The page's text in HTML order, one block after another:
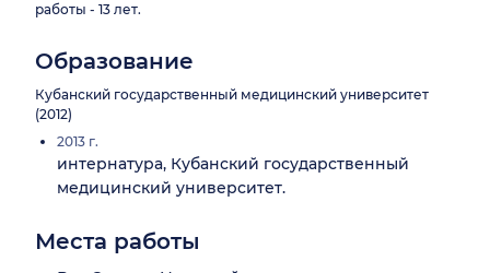
работы - 13 лет.
Образование
Кубанский государственный медицинский университет
(2012)
2013 г.
интернатура, Кубанский государственный
медицинский университет.
Места работы